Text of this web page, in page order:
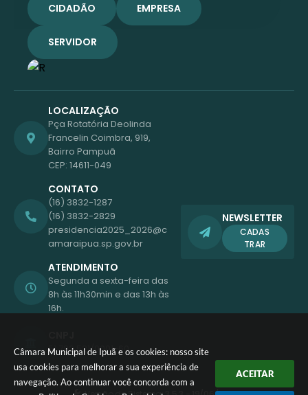
Câmara Municipal de Ipuã e os cookies: nosso site
usa cookies para melhorar a sua experiência de
navegação. Ao continuar você concorda com a
ACEITAR
LOCALIZAÇÃO
Pça Rotatória Deolinda
Francelin Coimbra, 919,
Bairro Pampuã
CEP: 14611-049
CONTATO
(16) 3832-1287
(16) 3832-2829
presidencia2025_2026@c
amaraipua.sp.gov.br
ATENDIMENTO
Segunda a sexta-feira das
8h às 11h30min e das 13h às
16h.
51.792.521/0001-60
NEWSLETTER
CADAS
TRAR
CIDADÃO EMPRESA
SERVIDOR